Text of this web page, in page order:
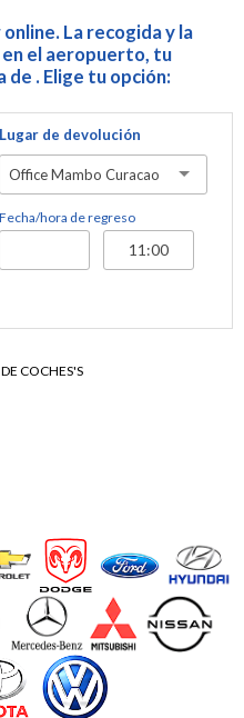
La recogida y la
en el aeropuerto, tu
. Elige tu opción:
Lugar de devolución
Office Mambo Curacao
Fecha/hora de regreso
COCHES'S